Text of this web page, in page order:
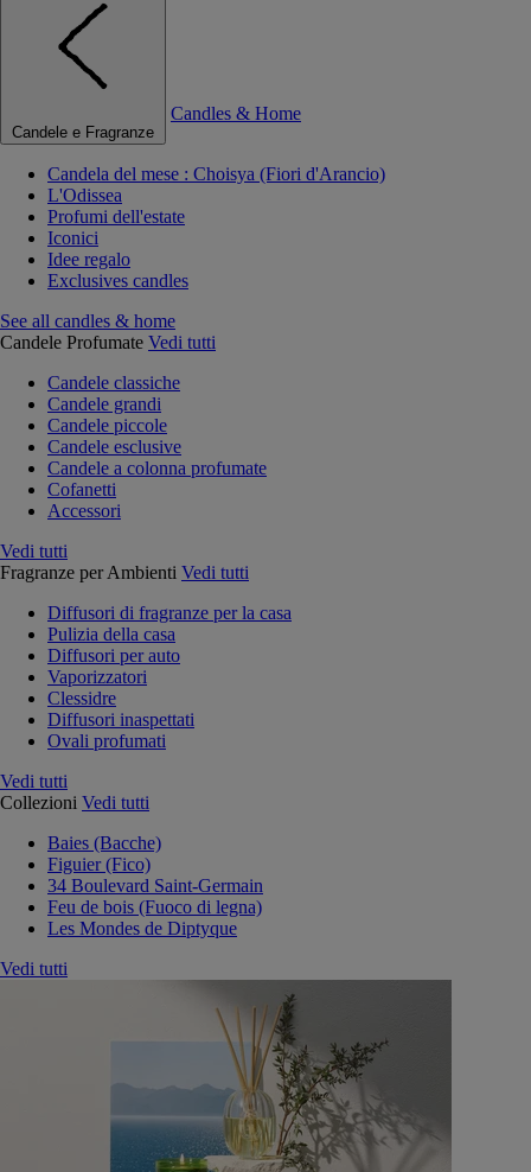
Candele e Fragranze
Candles & Home
Candela del mese : Choisya (Fiori d'Arancio)
L'Odissea
Profumi dell'estate
Iconici
Idee regalo
Exclusives candles
See all candles & home
Candele Profumate Vedi tutti
Candele classiche
Candele grandi
Candele piccole
Candele esclusive
Candele a colonna profumate
Cofanetti
Accessori
Vedi tutti
Fragranze per Ambienti Vedi tutti
Diffusori di fragranze per la casa
Pulizia della casa
Diffusori per auto
Vaporizzatori
Clessidre
Diffusori inaspettati
Ovali profumati
Vedi tutti
Collezioni Vedi tutti
Baies (Bacche)
Figuier (Fico)
34 Boulevard Saint-Germain
Feu de bois (Fuoco di legna)
Les Mondes de Diptyque
Vedi tutti